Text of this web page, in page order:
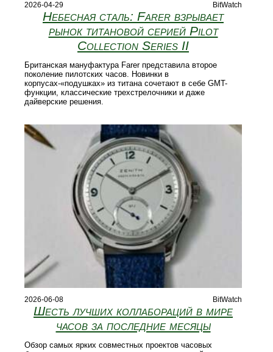
2026-04-29 BitWatch
Небесная сталь: Farer взрывает
рынок титановой серией Pilot
Collection Series II
Британская мануфактура Farer представила второе
поколение пилотских часов. Новинки в
корпусах-«подушках» из титана сочетают в себе GMT-
функции, классические трехстрелочники и даже
дайверские решения.
2026-06-08 BitWatch
Шесть лучших коллабораций в мире
часов за последние месяцы
Обзор самых ярких совместных проектов часовых